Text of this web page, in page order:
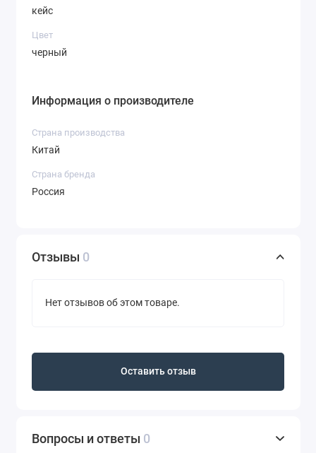
кейс
Цвет
черный
Информация о производителе
Страна производства
Китай
Страна бренда
Россия
Отзывы 0
Нет отзывов об этом товаре.
Оставить отзыв
Вопросы и ответы 0